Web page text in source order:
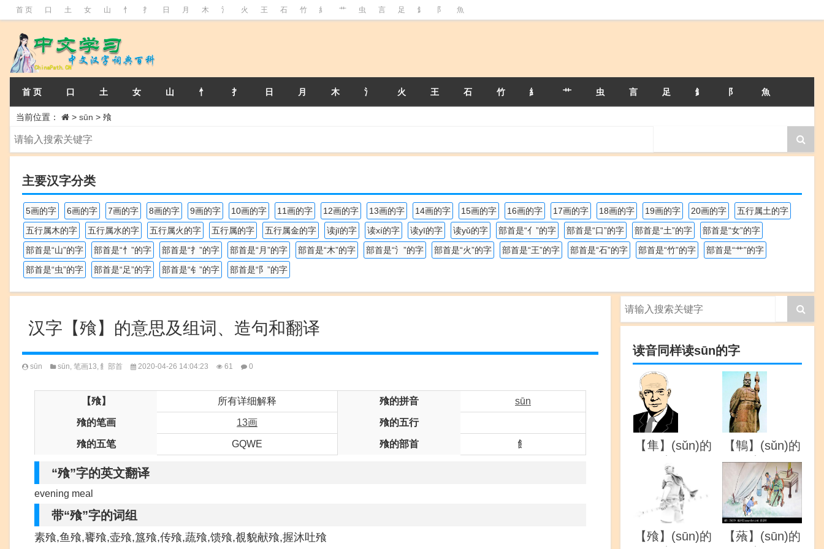
首 页 口 土 女 山 忄 扌 日 月 木 氵 火 王 石 竹 糹 艹 虫 言 足 釒 阝 魚
首 页 口 土 女 山 忄 扌 日 月 木 氵 火 王 石 竹 糹 艹 虫 言 足 釒 阝 魚
当前位置： > sūn > 飱
主要汉字分类
5画的字 6画的字 7画的字 8画的字 9画的字 10画的字 11画的字 12画的字 13画的字 14画的字 15画的字 16画的字 17画的字 18画的字 19画的字 20画的字
五行属土的字
五行属木的字
五行属水的字 五行属火的字 五行属的字 五行属金的字 读jī的字 读xí的字 读yī的字 读yǔ的字 部首是“亻”的字 部首是“口”的字 部首是“土”的字
部首是“女”的字
部首是“山”的字
部首是“忄”的字 部首是“扌”的字 部首是“月”的字 部首是“木”的字 部首是“氵”的字 部首是“火”的字 部首是“王”的字 部首是“石”的字 部首是“竹”的字
部首是“艹”的字
部首是“虫”的字
部首是“足”的字 部首是“钅”的字 部首是“阝”的字
汉字【飱】的意思及组词、造句和翻译
sūn sūn, 笔画13, 飠部首 2020-04-26 14:04:23 61 0
【飱】 所有详细解释 飱的拼音 sūn
飱的笔画 13画 飱的五行
飱的五笔 GQWE 飱的部首 飠
“飱”字的英文翻译
evening meal
带“飱”字的词组
素飱,鱼飱,饔飱,壶飱,簋飱,传飱,蔬飱,馈飱,覩貌献飱,握沐吐飱
读音同样读sūn的字
【隼】(sǔn)的
【鶽】(sǔn)的
详解
【飱】(sūn)的
【蕵】(sūn)的